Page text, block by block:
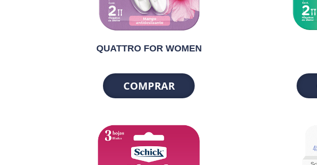
QUATTRO FOR WOMEN
COMPRAR